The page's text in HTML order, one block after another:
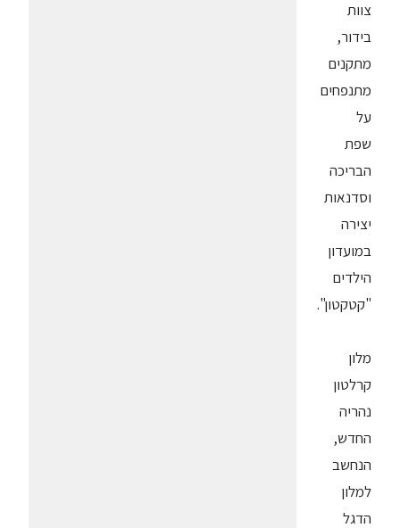
צוות
בידור,
מתקנים
מתנפחים
על
שפת
הבריכה
וסדנאות
יצירה
במועדון
הילדים
"קטקטון".
מלון
קרלטון
נהריה
החדש,
הנחשב
למלון
הדגל